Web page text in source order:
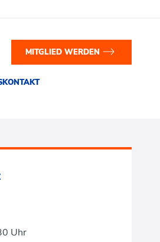
MITGLIED WERDEN
KONTAKT
Uhr